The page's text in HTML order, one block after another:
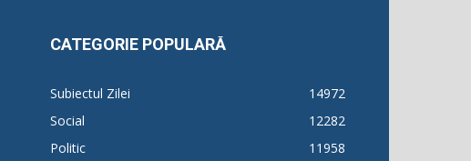
CATEGORIE POPULARĂ
Subiectul Zilei
14972
Social
12282
Politic
11958